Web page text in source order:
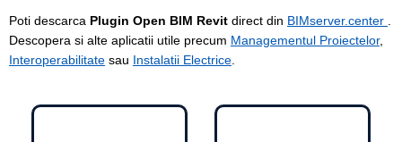
Poti descarca Plugin Open BIM Revit direct din BIMserver.center
Descopera si alte aplicatii utile precum Managementul Proiectelor,
Interoperabilitate sau Instalatii Electrice